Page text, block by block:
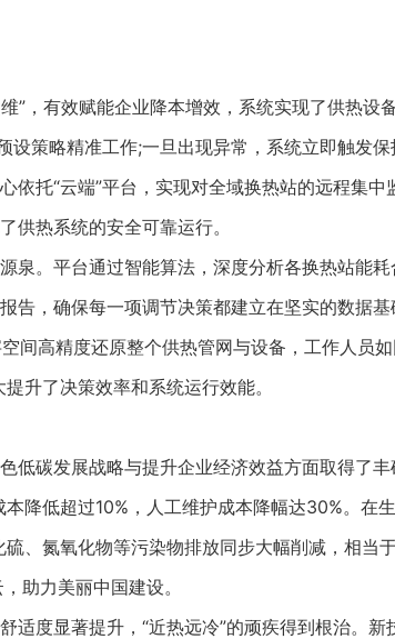
，有效赋能企业降本增效，系统实现了供热设
设策略精准工作;一旦出现异常，系统立即触发
依托“云端”平台，实现对全域换热站的远程集中
供热系统的安全可靠运行。
。平台通过智能算法，深度分析各换热站能耗
告，确保每一项调节决策都建立在坚实的数据
间高精度还原整个供热管网与设备，工作人员
升了决策效率和系统运行效能。
碳发展战略与提升企业经济效益方面取得了丰
降低超过10%，人工维护成本降幅达30%。在
、氮氧化物等污染物排放同步大幅削减，相当
助力美丽中国建设。
度显著提升，“近热远冷”的顽疾得到根治。新